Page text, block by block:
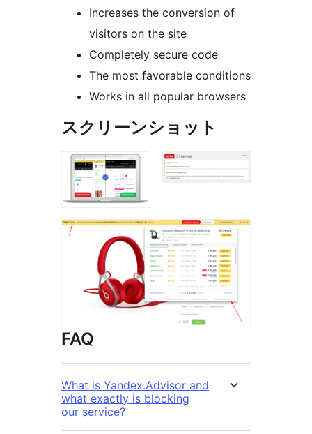
Increases the conversion of
visitors on the site
Completely secure code
The most favorable conditions
Works in all popular browsers
スクリーンショット
FAQ
What is Yandex.Advisor and
what exactly is blocking
our service?